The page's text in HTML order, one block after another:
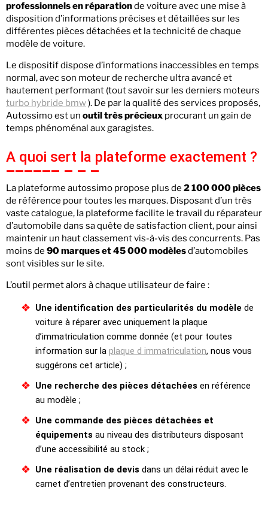
professionnels en réparationde voiture avec une mise à
disposition d’informations précises et détaillées sur les
différentes pièces détachées et la technicité de chaque
modèle de voiture.
Le dispositif dispose d’informations inaccessibles en temps
normal, avec son moteur de recherche ultra avancé et
hautement performant (tout savoir sur les derniers moteurs
turbo hybride bmw). De par la qualité des services proposés,
Autossimo est un outil très précieux procurant un gain de
temps phénoménal aux garagistes.
A quoi sert la plateforme exactement ?
La plateforme autossimo propose plus de 2 100 000 pièces
de référence pour toutes les marques. Disposant d’un très
vaste catalogue, la plateforme facilite le travail du réparateur
d’automobile dans sa quête de satisfaction client, pour ainsi
maintenir un haut classement vis-à-vis des concurrents. Pas
moins de 90 marques et 45 000 modèlesd’automobiles
sont visibles sur le site.
L’outil permet alors à chaque utilisateur de faire :
Une identification des particularités du modèle de
voiture à réparer avec uniquement la plaque
d’immatriculation comme donnée (et pour toutes
information sur la plaque d immatriculation, nous vous
suggérons cet article) ;
Une recherche des pièces détachées en référence
au modèle ;
Une commande des pièces détachées et
équipements au niveau des distributeurs disposant
d’une accessibilité au stock ;
Une réalisation de devis dans un délai réduit avec le
carnet d’entretien provenant des constructeurs.